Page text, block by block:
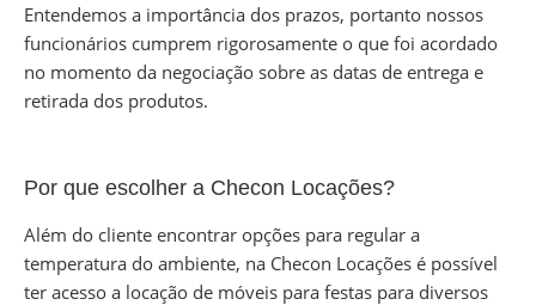
Entendemos a importância dos prazos, portanto nossos
funcionários cumprem rigorosamente o que foi acordado
no momento da negociação sobre as datas de entrega e
retirada dos produtos.
Por que escolher a Checon Locações?
Além do cliente encontrar opções para regular a
temperatura do ambiente, na Checon Locações é possível
ter acesso a locação de móveis para festas para diversos